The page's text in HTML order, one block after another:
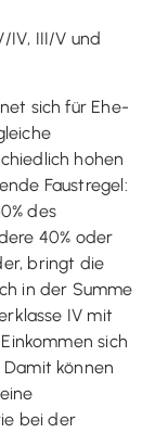
IV, III/V und
sich für Ehe-
hohen
Faustregel:
des
40% oder
bringt die
in der Summe
IV mit
sich
können
bei der